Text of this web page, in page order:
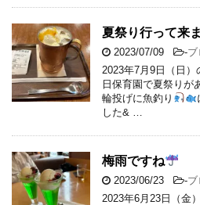
夏祭り行って来
2023/07/09 -ブ
2023年7月9日（日
日保育園で夏祭りが
輪投げに魚釣り
した& …
梅雨ですね
2023/06/23 -ブ
2023年6月23日（金